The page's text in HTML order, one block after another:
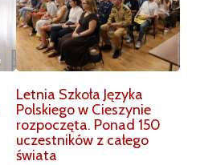
Letnia Szkoła Języka
Polskiego w Cieszynie
rozpoczęta. Ponad 150
uczestników z całego
świata